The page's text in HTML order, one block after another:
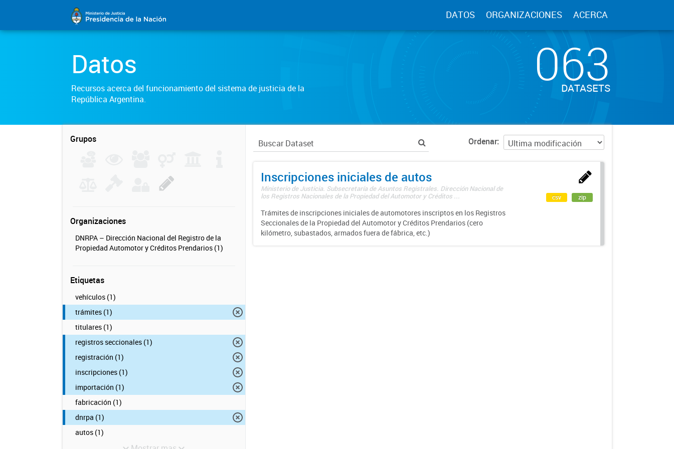
DATOS ORGANIZACIONES ACERCA
Datos
Recursos acerca del funcionamiento del sistema de justicia de la
República Argentina.
063
DATASETS
Grupos
Organizaciones
DNRPA – Dirección Nacional del Registro de la
Propiedad Automotor y Créditos Prendarios (1)
Etiquetas
vehículos (1)
trámites (1)
titulares (1)
registros seccionales (1)
registración (1)
inscripciones (1)
importación (1)
fabricación (1)
dnrpa (1)
autos (1)
Ordenar
Inscripciones iniciales de autos
Ministerio de Justicia. Subsecretaría de Asuntos Registrales. Dirección Nacional de
los Registros Nacionales de la Propiedad del Automotor y Créditos ...
Trámites de inscripciones iniciales de automotores inscriptos en los Registros
Seccionales de la Propiedad del Automotor y Créditos Prendarios (cero
kilómetro, subastados, armados fuera de fábrica, etc.)
csv zip